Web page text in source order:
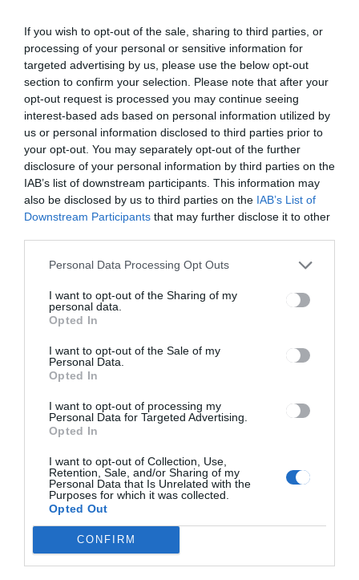
If you wish to opt-out of the sale, sharing to third parties, or
processing of your personal or sensitive information for
targeted advertising by us, please use the below opt-out
section to confirm your selection. Please note that after your
opt-out request is processed you may continue seeing
interest-based ads based on personal information utilized by
us or personal information disclosed to third parties prior to
your opt-out. You may separately opt-out of the further
disclosure of your personal information by third parties on the
IAB’s list of downstream participants. This information may
also be disclosed by us to third parties on the IAB’s List of
Downstream Participants that may further disclose it to other
Personal Data Processing Opt Outs
I want to opt-out of the Sharing of my
personal data.
Opted In
I want to opt-out of the Sale of my
Personal Data.
Opted In
I want to opt-out of processing my
Personal Data for Targeted Advertising.
Opted In
I want to opt-out of Collection, Use,
Retention, Sale, and/or Sharing of my
Personal Data that Is Unrelated with the
Purposes for which it was collected.
Opted Out
CONFIRM
Ez is érdekelheti
HÍRLISTA
Nagyszabasú tüntetést
szervez az Illyefalvi
Szarvasmarhatartók
Egyesületének és a Vámoshidi
Állattartók Egyesülete
szombaton
Taxisokat ellenőriznek a helyi
rendőrség munkatársai
Kategóriák